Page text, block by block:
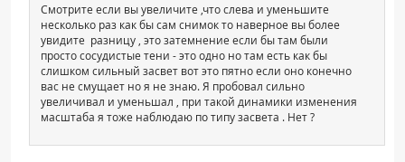
Смотрите если вы увеличите ,что слева и уменьшите
несколько раз как бы сам снимок то наверное вы более
увидите разницу , это затемнение если бы там были
просто сосудистые тени - это одно но там есть как бы
слишком сильный засвет вот это пятно если оно конечно
вас не смущает но я не знаю. Я пробовал сильно
увеличивал и уменьшал , при такой динамики изменения
масштаба я тоже наблюдаю по типу засвета . Нет ?